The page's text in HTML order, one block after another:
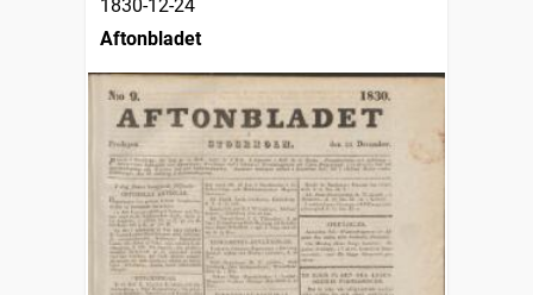
1830-12-24
Aftonbladet